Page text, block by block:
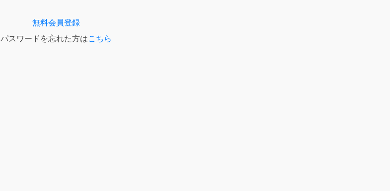
無料会員登録
パスワードを忘れた方はこちら